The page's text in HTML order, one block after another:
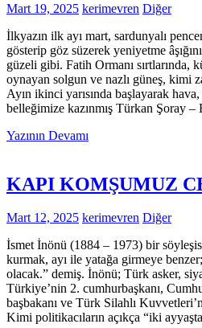
Mart 19, 2025 kerimevren Diğer
İlkyazın ilk ayı mart, sardunyalı
gösterip göz süzerek yeniyetme
güzeli gibi. Fatih Ormanı sırtlarında,
oynayan solgun ve nazlı güneş, kimi
Ayın ikinci yarısında başlayarak
belleğimize kazınmış Türkan Şoray
Yazının Devamı
KAPI KOMŞUMUZ
Mart 12, 2025 kerimevren Diğer
İsmet İnönü (1884 – 1973) bir
kurmak, ayı ile yatağa girmeye
olacak.” demiş. İnönü; Türk asker,
Türkiye’nin 2. cumhurbaşkanı,
başbakanı ve Türk Silahlı
Kimi politikacıların açıkça “iki